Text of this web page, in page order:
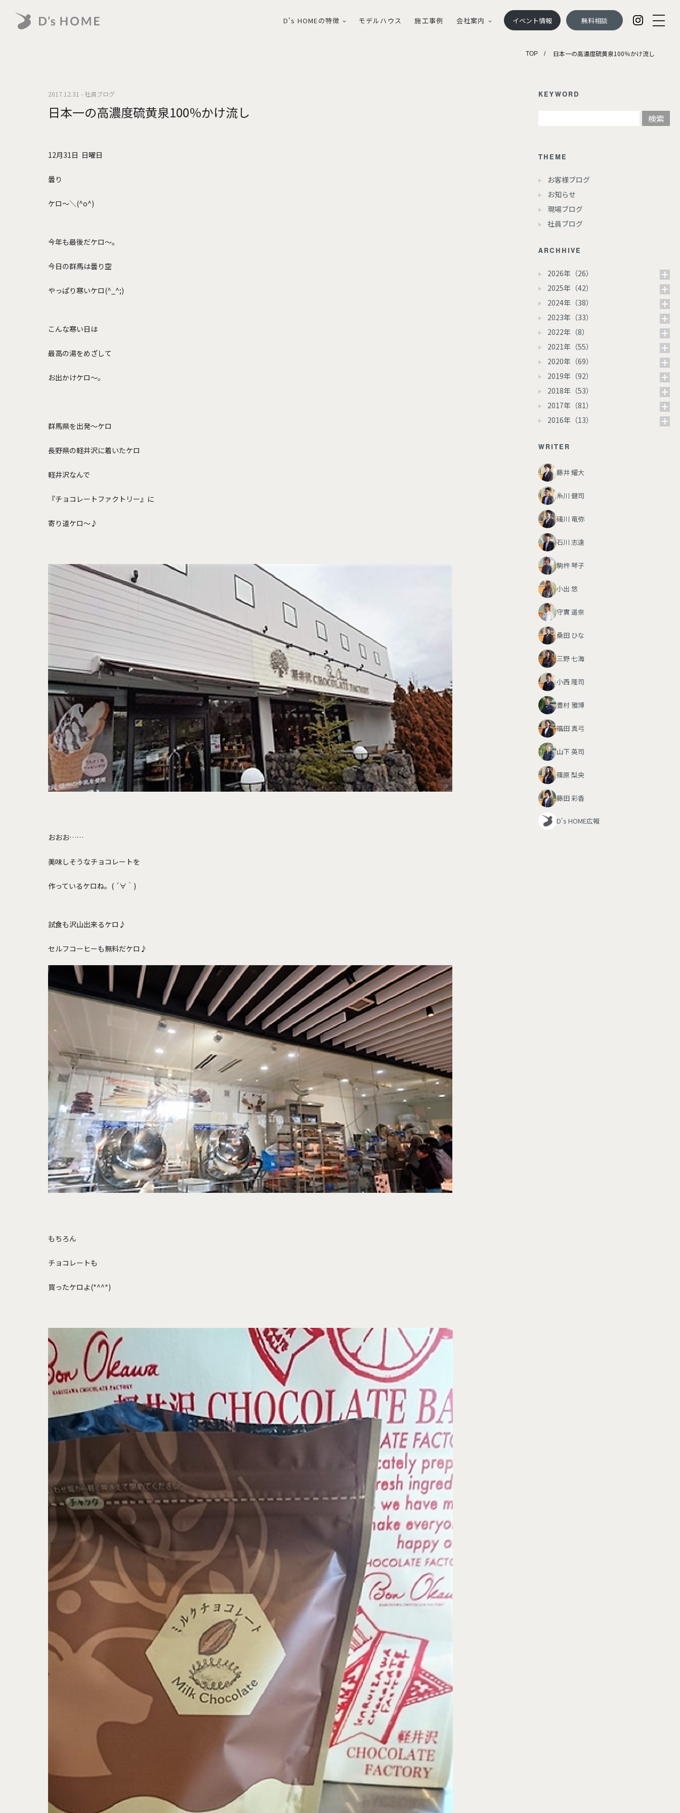
D's HOMEの特徴 モデルハウス 施工事例 会社案内 イベント情報 無料相談
日本一の高濃度硫黄泉100％かけ流し
2017.12.31 - 社員ブログ
12月31日 日曜日
曇り
ケロ～＼(^o^)
今年も最後だケロ～。
今日の群馬は曇り空
やっぱり寒いケロ(^_^;)
こんな寒い日は
最高の湯をめざして
お出かけケロ～。
群馬県を出発～ケロ
長野県の軽井沢に着いたケロ
軽井沢なんで
『チョコレートファクトリー』に
寄り道ケロ～♪
おおお……
美味しそうなチョコレートを
作っているケロね。( ´∀｀)
試食も沢山出来るケロ♪
セルフコーヒーも無料だケロ♪
もちろん
チョコレートも
買ったケロよ(*^^*)
KEYWORD
THEME
お客様ブログ
お知らせ
現場ブログ
社員ブログ
ARCHHIVE
2026年（26）
2025年（42）
2024年（38）
2023年（33）
2022年（8）
2021年（55）
2020年（69）
2019年（92）
2018年（53）
2017年（81）
2016年（13）
WRITER
藤井 耀大
糸川 健司
礒川 竜弥
石川 志遠
駒杵 琴子
小出 悠
守實 遥奈
桑田 ひな
三野 七海
小西 隆司
豊村 雅博
福田 真弓
山下 英司
篠原 梨央
藤田 彩香
D's HOME広報
TOP 日本一の高濃度硫黄泉100％かけ流し